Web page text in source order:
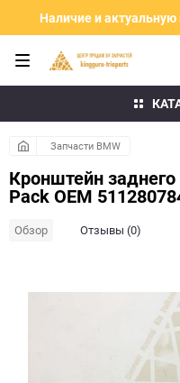
Наличие и актуальную
Запчасти BMW
Кронштейн
Pack OEM
Обзор Отзывы (0)